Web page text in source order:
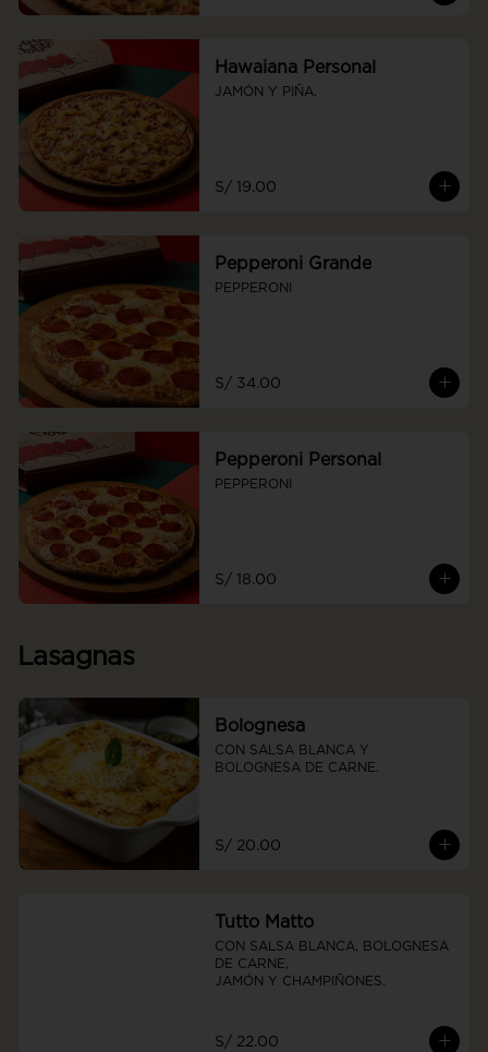
Hawaiana Personal
JAMÓN Y PIÑA.
S/ 19.00
Pepperoni Grande
PEPPERONI
S/ 34.00
Pepperoni Personal
PEPPERONI
S/ 18.00
Lasagnas
Bolognesa
CON SALSA BLANCA Y
BOLOGNESA DE CARNE.
S/ 20.00
Tutto Matto
CON SALSA BLANCA, BOLOGNESA
DE CARNE,
JAMÓN Y CHAMPIÑONES.
S/ 22.00